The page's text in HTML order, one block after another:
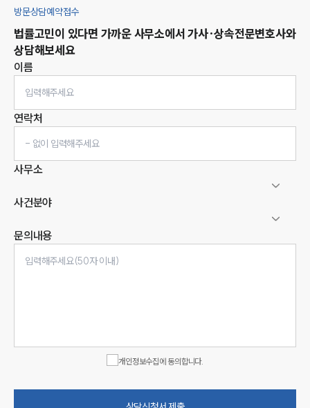
방문상담예약접수
법률고민이 있다면 가까운 사무소에서 가사·상속전문변호사와
상담해보세요
이름
연락처
사무소
사건분야
문의내용
개인정보수집에 동의합니다.